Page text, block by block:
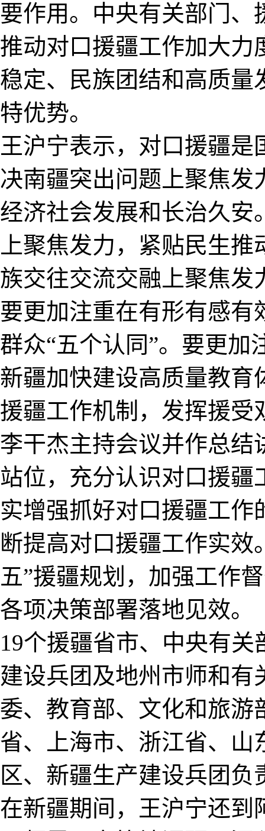
要作用。中央有关部门
推动对口援疆工作加大力
稳定、民族团结和高质量
特优势。
王沪宁表示，对口援疆
决南疆突出问题上聚焦
经济社会发展和长治久安
上聚焦发力，紧贴民生
族交往交流交融上聚焦发
要更加注重在有形有感
群众“五个认同”。要更
新疆加快建设高质量教育
援疆工作机制，发挥援受
李干杰主持会议并作总结
站位，充分认识对口援
实增强抓好对口援疆工
断提高对口援疆工作实
五”援疆规划，加强工作
各项决策部署落地见效。
19个援疆省市、中央有
建设兵团及地州市师和
委、教育部、文化和旅游
省、上海市、浙江省、山
区、新疆生产建设兵团
在新疆期间，王沪宁还到